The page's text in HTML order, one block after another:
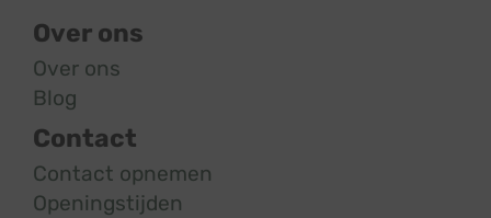
Over ons
Over ons
Blog
Contact
Contact opnemen
Openingstijden